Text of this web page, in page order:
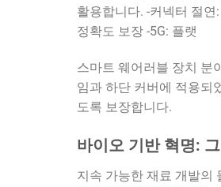
활용합니다. -커넥터 절
정확도 보장 -5G: 플랫
스마트 웨어러블 장치 분
임과 하단 커버에 적용되
도록 보장합니다.
바이오 기반 혁명:
지속 가능한 재료 개발의